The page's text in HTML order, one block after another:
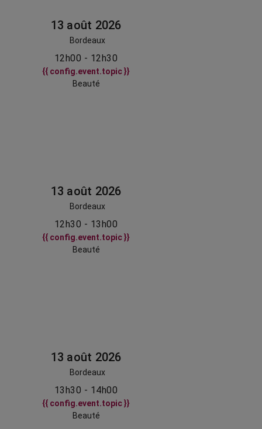
13 août 2026
Bordeaux
12h00 - 12h30
{{ config.event.topic }}
Beauté
13 août 2026
Bordeaux
12h30 - 13h00
{{ config.event.topic }}
Beauté
13 août 2026
Bordeaux
13h30 - 14h00
{{ config.event.topic }}
Beauté